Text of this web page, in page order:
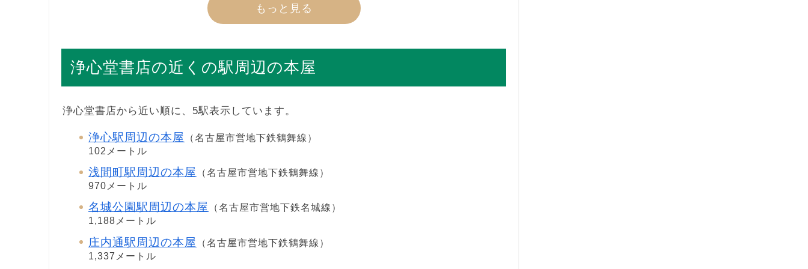
もっと見る
浄心堂書店の近くの駅周辺の本屋
浄心堂書店から近い順に、5駅表示しています。
浄心駅周辺の本屋
（名古屋市営地下鉄鶴舞線）
102メートル
浅間町駅周辺の本屋
（名古屋市営地下鉄鶴舞線）
970メートル
名城公園駅周辺の本屋
（名古屋市営地下鉄名城線）
1,188メートル
庄内通駅周辺の本屋
（名古屋市営地下鉄鶴舞線）
1,337メートル